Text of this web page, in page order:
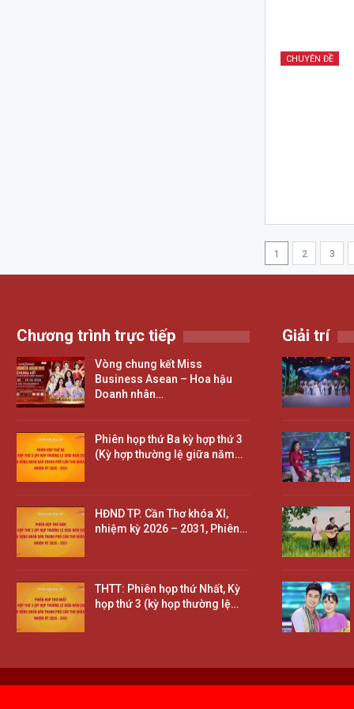
CHUYÊN ĐỀ
1 2 3
Chương trình trực tiếp
Vòng chung kết Miss
Business Asean – Hoa hậu
Doanh nhân…
Phiên họp thứ Ba kỳ hợp thứ 3
(Kỳ hợp thường lệ giữa năm…
HĐND TP. Cần Thơ khóa XI,
nhiệm kỳ 2026 – 2031, Phiên…
THTT: Phiên họp thứ Nhất, Kỳ
họp thứ 3 (kỳ họp thường lệ…
Giải trí